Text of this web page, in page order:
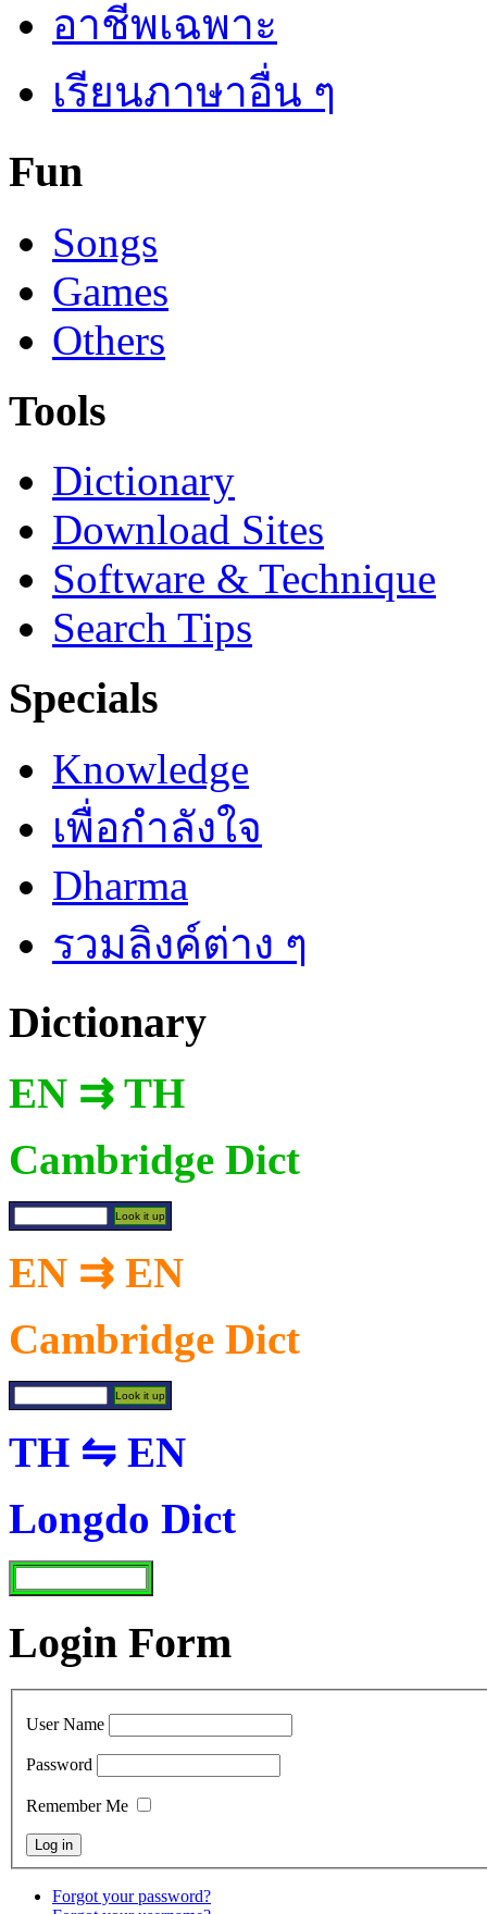
อาชีพเฉพาะ
เรียนภาษาอื่น ๆ
Fun
Songs
Games
Others
Tools
Dictionary
Download Sites
Software & Technique
Search Tips
Specials
Knowledge
เพื่อกำลังใจ
Dharma
รวมลิงค์ต่าง ๆ
Dictionary
EN ⇉ TH
Cambridge Dict
EN ⇉ EN
Cambridge Dict
TH ⇋ EN
Longdo Dict
Login Form
User Name
Password
Remember Me
Forgot your password?